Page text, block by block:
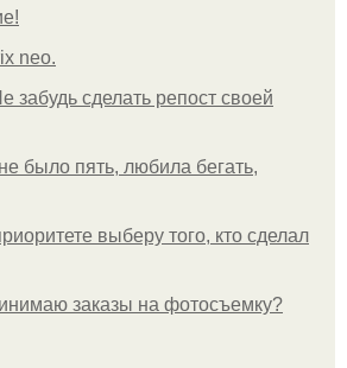
neo.
забудь сделать репост своей
было пять, любила бегать,
выберу того, кто сделал
заказы на фотосъемку?